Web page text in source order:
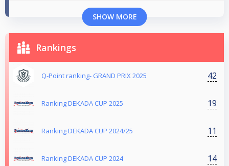
SHOW MORE
Rankings
Q-Point ranking- GRAND PRIX 2025 42
Ranking DEKADA CUP 2025 19
Ranking DEKADA CUP 2024/25 11
Ranking DEKADA CUP 2024 14